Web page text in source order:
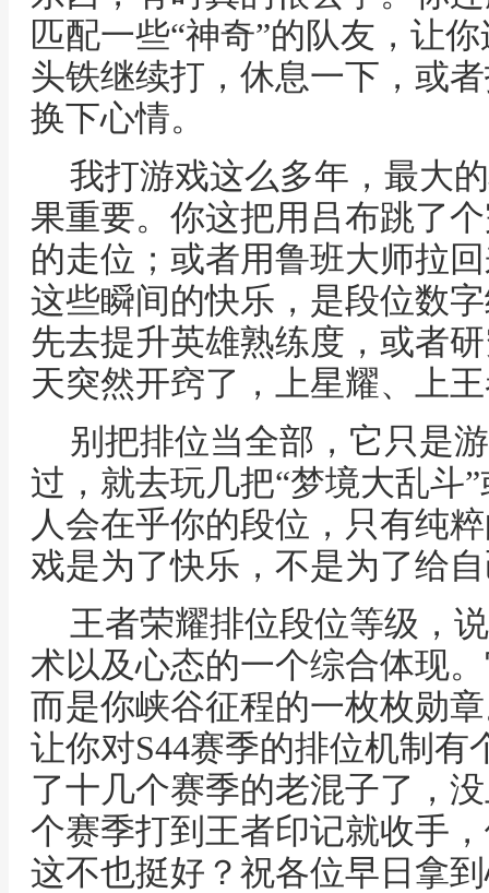
匹配一些“神奇”的队友，让
头铁继续打，休息一下，或
换下心情。
我打游戏这么多年，最大
果重要。你这把用吕布跳了
的走位；或者用鲁班大师拉
这些瞬间的快乐，是段位数
先去提升英雄熟练度，或者
天突然开窍了，上星耀、上
别把排位当全部，它只是
过，就去玩几把“梦境大乱斗
人会在乎你的段位，只有纯
戏是为了快乐，不是为了给
王者荣耀排位段位等级，
术以及心态的一个综合体现
而是你峡谷征程的一枚枚勋
让你对S44赛季的排位机制
了十几个赛季的老混子了，
个赛季打到王者印记就收手
这不也挺好？祝各位早日拿